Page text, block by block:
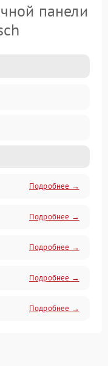
панели
Подробнее →
Подробнее →
Подробнее →
Подробнее →
Подробнее →